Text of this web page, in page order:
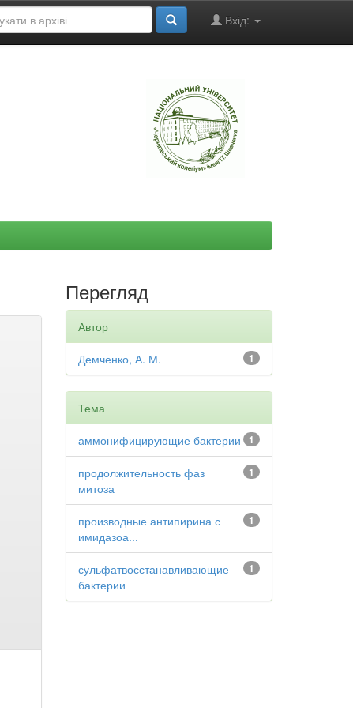
Вхід:
Перегляд
Автор
1
Демченко, А. М.
Тема
1
аммонифицирующие бактерии
1
продолжительность фаз
митоза
1
производные антипирина с
имидазоа...
1
сульфатвосстанавливающие
бактерии